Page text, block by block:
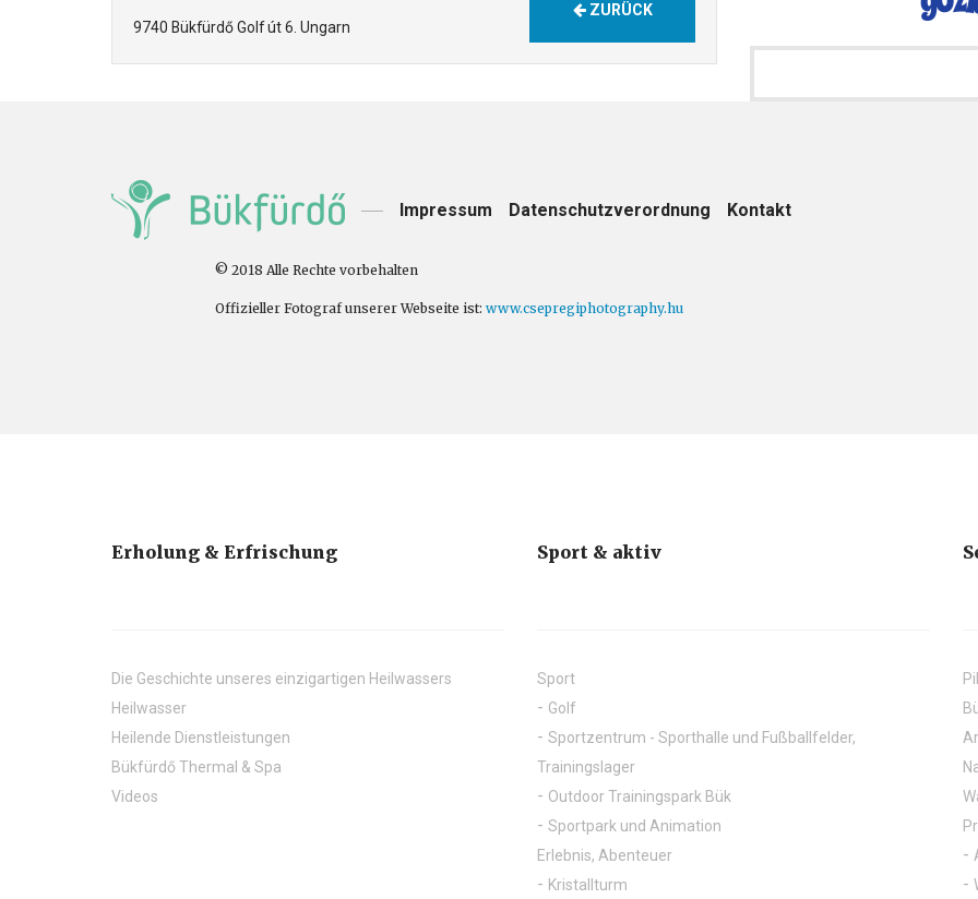
9740 Bükfürdő Golf út 6. Ungarn
ZURÜCK
Impressum Datenschutzverordnung Kontakt
© 2018 Alle Rechte vorbehalten
Offizieller Fotograf unserer Webseite ist: www.csepregiphotography.hu
Erholung & Erfrischung
Die Geschichte unseres einzigartigen Heilwassers
Heilwasser
Heilende Dienstleistungen
Bükfürdő Thermal & Spa
Videos
Sport & aktiv
Sport
Golf
Sportzentrum - Sporthalle und Fußballfelder,
Trainingslager
Outdoor Trainingspark Bük
Sportpark und Animation
Erlebnis, Abenteuer
Kristallturm